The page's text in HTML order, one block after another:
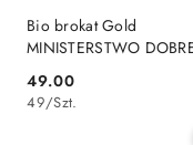
Bio brokat Gold
MINISTERSTWO
Cena:
49.00
49/Szt.